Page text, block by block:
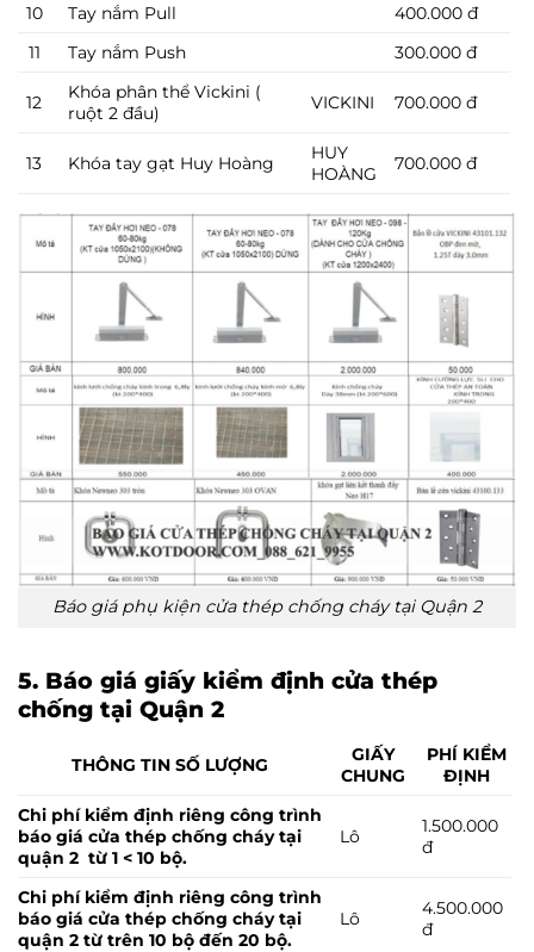
10
Tay nắm Pull
400.000 đ
11
Tay nắm Push 300.000 đ
12
Khóa phân thể Vickini (
ruột 2 đầu)
VICKINI 700.000 đ
13 Khóa tay gạt Huy Hoàng
HUY
HOÀNG
700.000 đ
Báo giá phụ kiện cửa thép chống cháy tại Quận 2
5. Báo giá giấy kiểm định cửa thép
chống tại Quận 2
THÔNG TIN SỐ LƯỢNG
GIẤY
CHUNG
PHÍ KIỂM
ĐỊNH
Chi phí kiểm định riêng công trình
báo giá cửa thép chống cháy tại
quận 2 từ 1 < 10 bộ.
Lô
1.500.000
đ
Chi phí kiểm định riêng công trình
báo giá cửa thép chống cháy tại
quận 2 từ trên 10 bộ đến 20 bộ.
Lô
4.500.000
đ